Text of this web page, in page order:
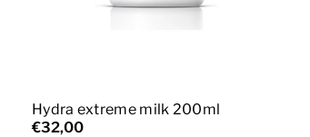
Hydra extreme milk 200ml
€32,00